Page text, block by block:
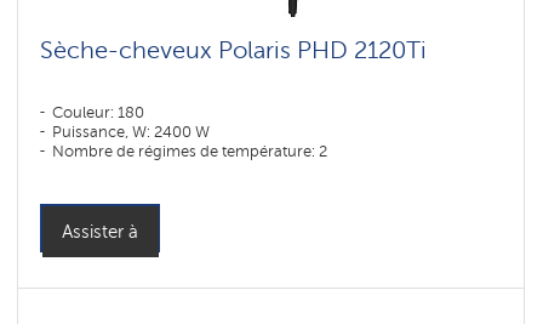
Sèche-cheveux Polaris PHD 2120Ti
Couleur: 180
Puissance, W: 2400 W
Nombre de régimes de température: 2
Assister à